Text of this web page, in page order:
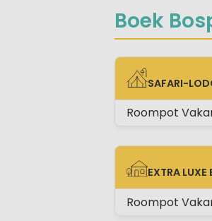
Boek
SAFARI-
SAFARI-
Roompot
EXTRA LUXE
EXTRA
Roompot